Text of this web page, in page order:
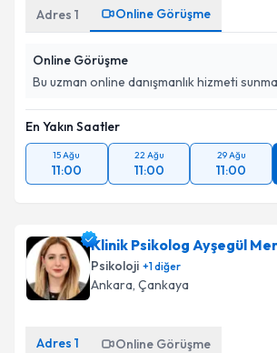
Adres 1 Online Görüşme
Online Görüşme
Bu uzman online danışmanlık hizmeti
En Yakın Saatler
15 Ağu
11:00
22 Ağu
11:00
29 Ağu
11:00
Klinik Psikolog Ayşegül
Psikoloji +1diğer
Ankara, Çankaya
Adres 1 Online Görüşme